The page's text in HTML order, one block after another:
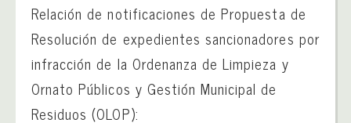
Relación de notificaciones de Propuesta de
Resolución de expedientes sancionadores por
infracción de la Ordenanza de Limpieza y
Ornato Públicos y Gestión Municipal de
Residuos (OLOP):